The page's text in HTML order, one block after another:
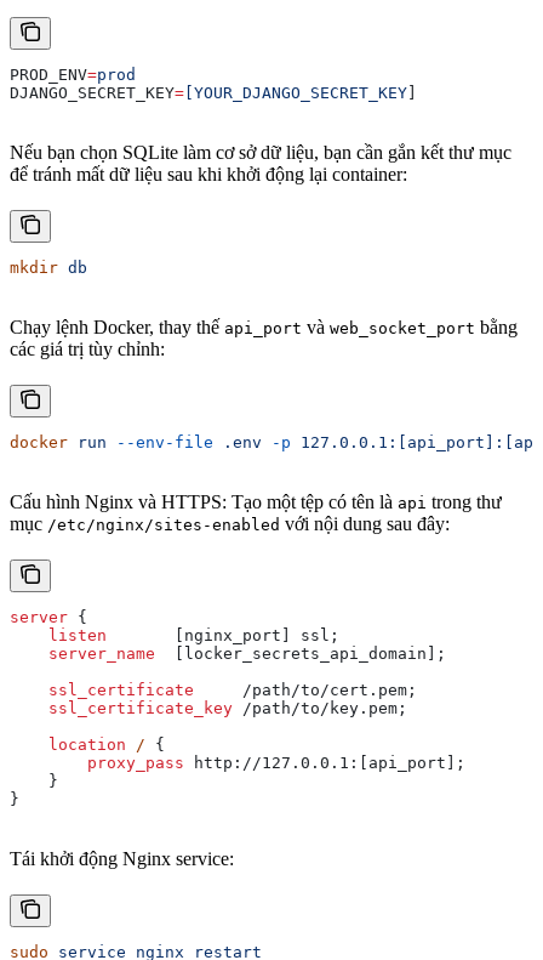
PROD_ENV=prod
DJANGO_SECRET_KEY= [YOUR_DJANGO_SECRET_KEY]
Nếu bạn chọn SQLite làm cơ sở dữ liệu, bạn cần gắn kết thư mục
để tránh mất dữ liệu sau khi khởi động lại container:
mkdir db
Chạy lệnh Docker, thay thế api_port và web_socket_port bằng
các giá trị tùy chỉnh:
docker run --env-file .env -p
Cấu hình Nginx và HTTPS: Tạo một tệp có tên là api trong thư
mục /etc/nginx/sites-enabled với nội dung sau đây:
server {
    listen
      [nginx_port] ssl;
    server_name
[locker_secrets_api_domain];
    ssl_certificate
    /path/to/cert.pem;
    ssl_certificate_key
/path/to/key.pem;
    location
/ {
        proxy_pass
http://127.0.0.1:[api_port];
    }
}
Tái khởi động Nginx service:
sudo service nginx restart